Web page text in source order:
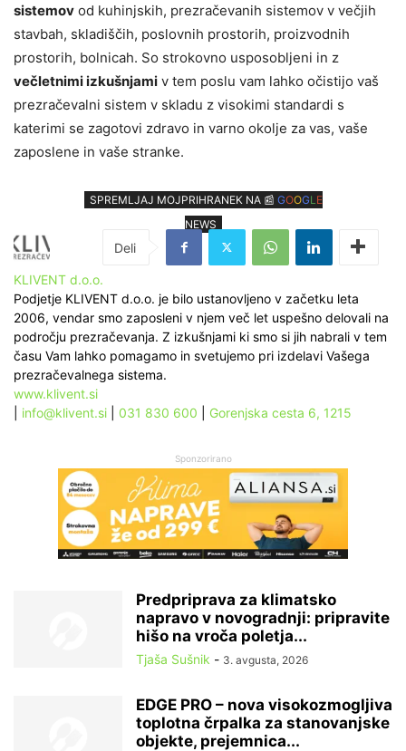
sistemov od kuhinjskih, prezračevanih sistemov v večjih
stavbah, skladiščih, poslovnih prostorih, proizvodnih
prostorih, bolnicah. So strokovno usposobljeni in z
večletnimi izkušnjami v tem poslu vam lahko očistijo vaš
prezračevalni sistem v skladu z visokimi standardi s
katerimi se zagotovi zdravo in varno okolje za vas, vaše
zaposlene in vaše stranke.
SPREMLJAJ MOJPRIHRANEK NA 📰 GOOGL E
NEWS
KLIVENT d.o.o.
Podjetje KLIVENT d.o.o. je bilo ustanovljeno v začetku leta
2006, vendar smo zaposleni v njem več let uspešno delovali na
področju prezračevanja. Z izkušnjami ki smo si jih nabrali v tem
času Vam lahko pomagamo in svetujemo pri izdelavi Vašega
prezračevalnega sistema.
www.klivent.si
info@klivent.si 031 830 600 Gorenjska cesta 6, 1215
Sponzorirano
Predpriprava za klimatsko
napravo v novogradnji: pripravite
hišo na vroča poletja...
Tjaša Sušnik - 3. avgusta, 2026
EDGE PRO – nova visokozmogljiva
toplotna črpalka za stanovanjske
objekte, prejemnica...